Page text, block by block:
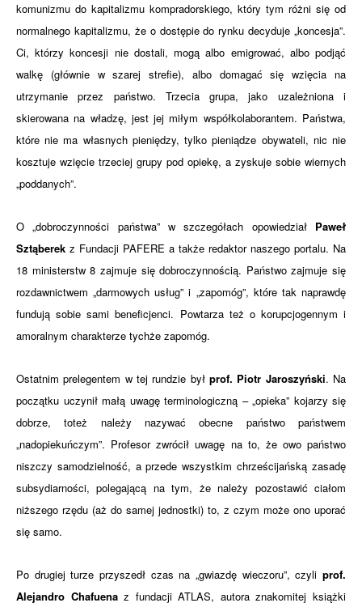
komunizmu do kapitalizmu kompradorskiego, który tym różni się od
normalnego kapitalizmu, że o dostępie do rynku decyduje „koncesja”.
Ci, którzy koncesji nie dostali, mogą albo emigrować, albo podjąć
walkę (głównie w szarej strefie), albo domagać się wzięcia na
utrzymanie przez państwo. Trzecia grupa, jako uzależniona i
skierowana na władzę, jest jej miłym współkolaborantem. Państwa,
które nie ma własnych pieniędzy, tylko pieniądze obywateli, nic nie
kosztuje wzięcie trzeciej grupy pod opiekę, a zyskuje sobie wiernych
„poddanych”.
O „dobroczynności państwa” w szczegółach opowiedział Paweł
Sztąberek z Fundacji PAFERE a także redaktor naszego portalu. Na
18 ministerstw 8 zajmuje się dobroczynnością. Państwo zajmuje się
rozdawnictwem „darmowych usług” i „zapomóg”, które tak naprawdę
fundują sobie sami beneficjenci. Powtarza też o korupcjogennym i
amoralnym charakterze tychże zapomóg.
Ostatnim prelegentem w tej rundzie był prof. Piotr Jaroszyński. Na
początku uczynił małą uwagę terminologiczną – „opieka” kojarzy się
dobrze, toteż należy nazywać obecne państwo państwem
„nadopiekuńczym”. Profesor zwrócił uwagę na to, że owo państwo
niszczy samodzielność, a przede wszystkim chrześcijańską zasadę
subsydiarności, polegającą na tym, że należy pozostawić ciałom
niższego rzędu (aż do samej jednostki) to, z czym może ono uporać
się samo.
Po drugiej turze przyszedł czas na „gwiazdę wieczoru”, czyli prof.
Alejandro Chafuenaz fundacji ATLAS, autora znakomitej książki